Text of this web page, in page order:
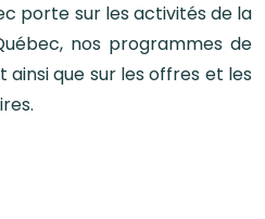
porte sur les activités de la
nos programmes de
que sur les offres et les